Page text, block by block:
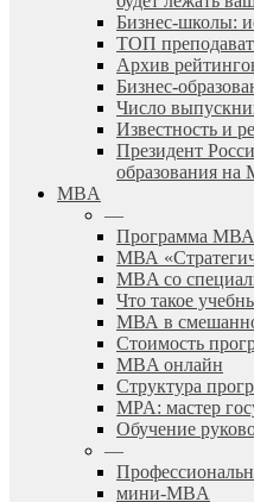
Бизнес-школы:
ТОП
Архив
Бизнес-
Число
Известность и
Президент
образования на
MBA
—
Программа
МВА
MBA со
Что такое
МВА в
Стоимость
MBA онлайн
Cтруктура
MPA: мастер
Обучение
—
мини-MBA